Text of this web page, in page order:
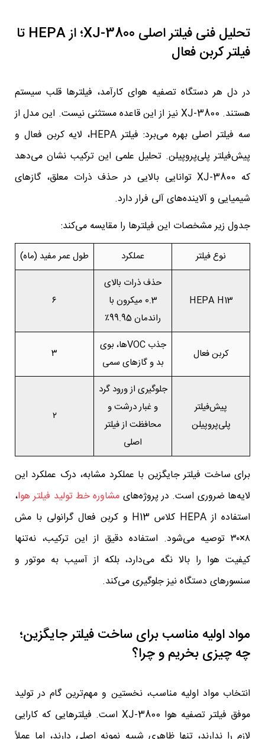
تحلیل فنی فیلتر اصلی XJ-3800؛ از HEPA تا
فیلتر کربن فعال
در دل هر دستگاه تصفیه هوای کارآمد، فیلترها قلب سیستم
هستند. XJ-3800 نیز از این قاعده مستثنی نیست. این مدل از
سه فیلتر اصلی بهره می‌برد: فیلتر HEPA، لایه کربن فعال و
پیش‌فیلتر پلی‌پروپیلن. تحلیل علمی این ترکیب نشان می‌دهد
که XJ-3800 توانایی بالایی در حذف ذرات معلق، گازهای
شیمیایی و آلاینده‌های آلی فرار دارد.
جدول زیر مشخصات این فیلترها را مقایسه می‌کند:
نوع فیلتر عملکرد طول عمر مفید (ماه)
HEPA H13
حذف ذرات بالای
0.3 میکرون با
راندمان 99.95٪
۶
کربن فعال
جذب VOCها، بوی
بد و گازهای سمی
۳
پیش‌فیلتر
پلی‌پروپیلن
جلوگیری از ورود گرد
و غبار درشت و
محافظت از فیلتر
اصلی
۲
برای ساخت فیلتر جایگزین با عملکرد مشابه، درک عملکرد این
لایه‌ها ضروری است. در پروژه‌های مشاوره خط تولید فیلتر هوا،
استفاده از HEPA کلاس H13 و کربن فعال گرانولی با مش
۸×۳۰ توصیه می‌شود. استفاده دقیق از این ترکیب، نه‌تنها
کیفیت هوا را بالا نگه می‌دارد، بلکه از آسیب به موتور و
سنسورهای دستگاه نیز جلوگیری می‌کند.
مواد اولیه مناسب برای ساخت فیلتر جایگزین؛
چه چیزی بخریم و چرا؟
انتخاب مواد اولیه مناسب، نخستین و مهم‌ترین گام در تولید
موفق فیلتر تصفیه هوا XJ-3800 است. فیلترهایی که کارایی